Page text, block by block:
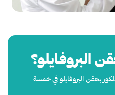
البروفايلو؟
بحقن البروفايلو في خمسة